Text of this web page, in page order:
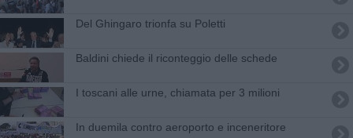
Del Ghingaro trionfa su Poletti
Baldini chiede il riconteggio delle schede
I toscani alle urne, chiamata per 3 milioni
In duemila contro aeroporto e inceneritore